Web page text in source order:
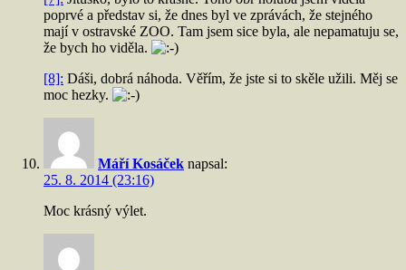
poprvé a představ si, že dnes byl ve zprávách, že stejného
mají v ostravské ZOO. Tam jsem sice byla, ale nepamatuju se,
že bych ho viděla.
[8]: Dáši, dobrá náhoda. Věřím, že jste si to skěle užili. Měj se
moc hezky.
Máří Kosáček napsal:
25. 8. 2014 (23:16)
Moc krásný výlet.